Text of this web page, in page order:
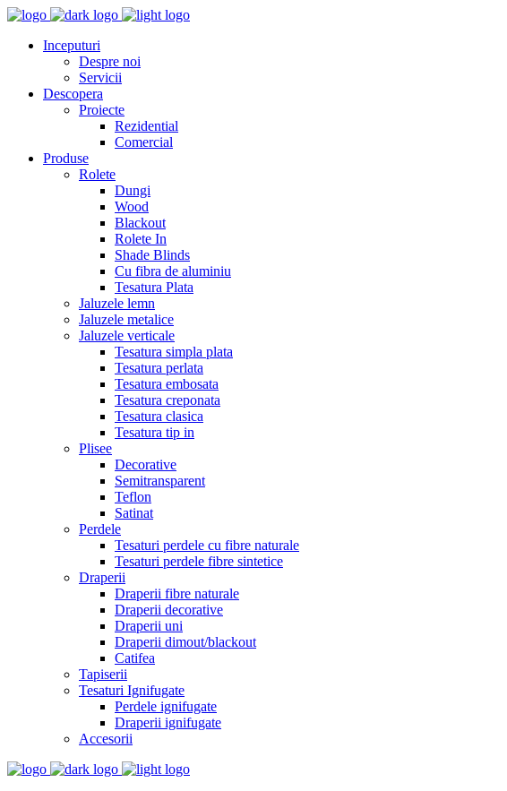
Inceputuri
Despre noi
Servicii
Descopera
Proiecte
Rezidential
Comercial
Produse
Rolete
Dungi
Wood
Blackout
Rolete In
Shade Blinds
Cu fibra de aluminiu
Tesatura Plata
Jaluzele lemn
Jaluzele metalice
Jaluzele verticale
Tesatura simpla plata
Tesatura perlata
Tesatura embosata
Tesatura creponata
Tesatura clasica
Tesatura tip in
Plisee
Decorative
Semitransparent
Teflon
Satinat
Perdele
Tesaturi perdele cu fibre naturale
Tesaturi perdele fibre sintetice
Draperii
Draperii fibre naturale
Draperii decorative
Draperii uni
Draperii dimout/blackout
Catifea
Tapiserii
Tesaturi Ignifugate
Perdele ignifugate
Draperii ignifugate
Accesorii